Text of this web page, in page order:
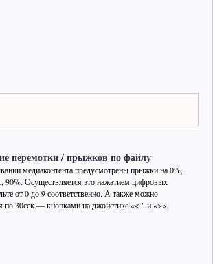
перемотки / прыжков по файлу
медиаконтента предусмотрены прыжки на 0%,
90%. Осуществляется это нажатием цифровых
от 0 до 9 соответственно. А также можно
по 30сек — кнопками на джойстике «< " и «>».